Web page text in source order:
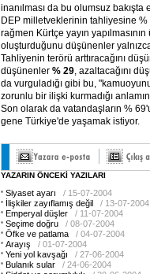
inanılması da bu olumsuz bakışta
DEP milletveklerinin tahliyesine
rağmen Kürtçe yayın
oluşturduğunu düşünenler
Tahliyenin terörü arttıracağını
düşünenler % 29, azaltacağını
da vurguladığı gibi bu,
zorunlu bir ilişki kurmadığı
Son olarak da vatandaşların %
gene Türkiye'de yaşamak istiyor.
YAZARIN ÖNCEKİ YAZILARI
Siyaset ayarı
/ 15-07-2004
İlişkiler zayıflamış değil
/ 13-07-2004
Emperyal düşler
/ 11-07-2004
Seçime doğru
/ 08-07-2004
Öfke ve patlama
/ 04-07-2004
Arayış
/ 01-07-2004
Yeni yol kavşağı
/ 27-06-2004
Bulanık sular
/ 24-06-2004